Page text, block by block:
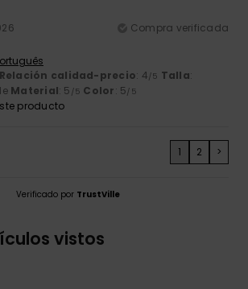
Compra verificada
Relación calidad-precio: 4/5 Talla:
Material: 5 /5 Color: 5/5
producto
1 2 >
Verificado por TrustVille
vistos